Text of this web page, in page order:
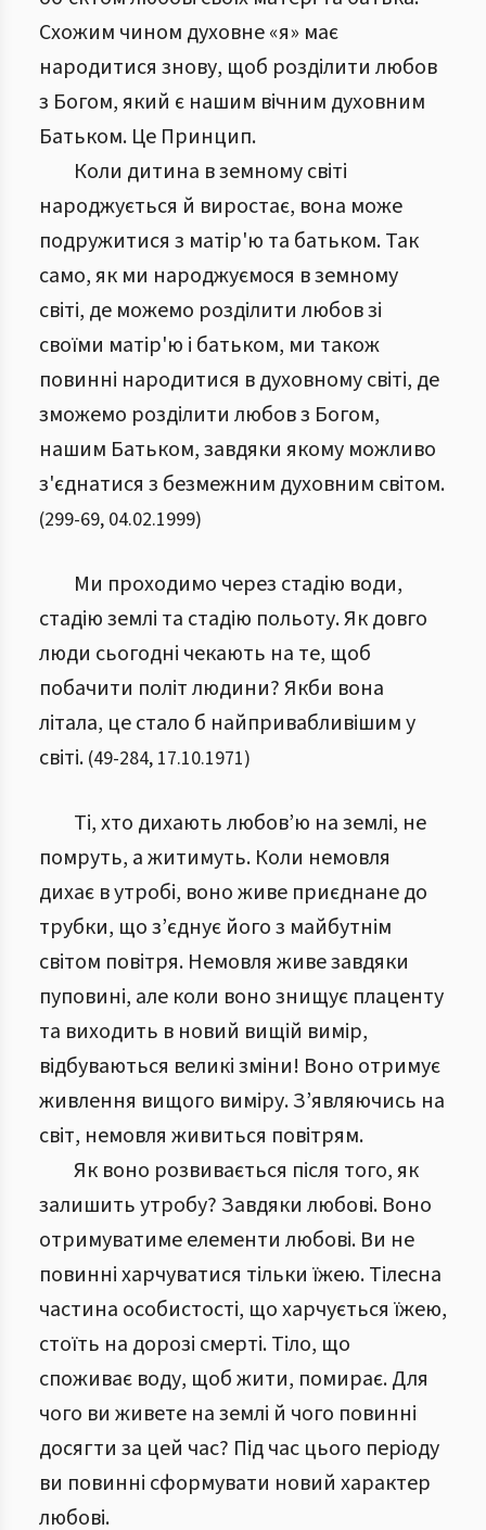
Схожим чином духовне «я» має
народитися знову, щоб розділити любов
з Богом, який є нашим вічним духовним
Батьком. Це Принцип.
Коли дитина в земному світі
народжується й виростає, вона може
подружитися з матір'ю та батьком. Так
само, як ми народжуємося в земному
світі, де можемо розділити любов зі
своїми матір'ю і батьком, ми також
повинні народитися в духовному світі, де
зможемо розділити любов з Богом,
нашим Батьком, завдяки якому можливо
з'єднатися з безмежним духовним світом.
(299-69, 04.02.1999)
Ми проходимо через стадію води,
стадію землі та стадію польоту. Як довго
люди сьогодні чекають на те, щоб
побачити політ людини? Якби вона
літала, це стало б найпривабливішим у
світі. (49-284, 17.10.1971)
Ті, хто дихають любов’ю на землі, не
помруть, а житимуть. Коли немовля
дихає в утробі, воно живе приєднане до
трубки, що з’єднує його з майбутнім
світом повітря. Немовля живе завдяки
пуповині, але коли воно знищує плаценту
та виходить в новий вищій вимір,
відбуваються великі зміни! Воно отримує
живлення вищого виміру. З’являючись на
світ, немовля живиться повітрям.
Як воно розвивається після того, як
залишить утробу? Завдяки любові. Воно
отримуватиме елементи любові. Ви не
повинні харчуватися тільки їжею. Тілесна
частина особистості, що харчується їжею,
стоїть на дорозі смерті. Тіло, що
споживає воду, щоб жити, помирає. Для
чого ви живете на землі й чого повинні
досягти за цей час? Під час цього періоду
ви повинні сформувати новий характер
любові.